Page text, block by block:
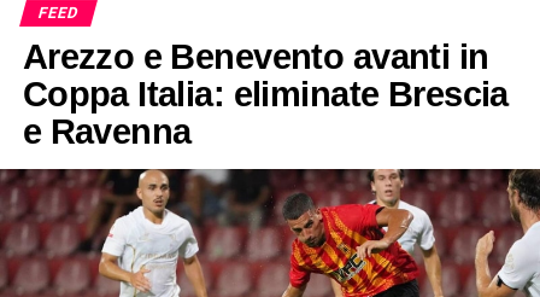
FEED
Arezzo e Benevento avanti in
Coppa Italia: eliminate Brescia
e Ravenna